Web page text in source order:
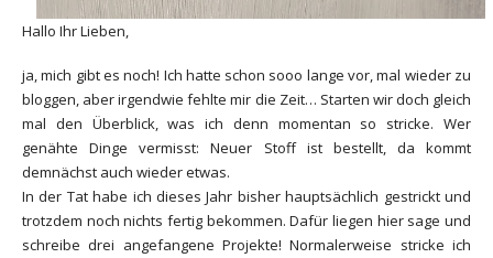
Hallo Ihr Lieben,
ja, mich gibt es noch! Ich hatte schon sooo lange vor, mal wieder zu
bloggen, aber irgendwie fehlte mir die Zeit… Starten wir doch gleich
mal den Überblick, was ich denn momentan so stricke. Wer
genähte Dinge vermisst: Neuer Stoff ist bestellt, da kommt
demnächst auch wieder etwas.
In der Tat habe ich dieses Jahr bisher hauptsächlich gestrickt und
trotzdem noch nichts fertig bekommen. Dafür liegen hier sage und
schreibe drei angefangene Projekte! Normalerweise stricke ich